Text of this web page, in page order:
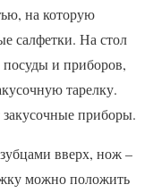
на которую
салфетки. На стол
посуды и приборов,
тарелку.
приборы.
вверх, нож –
можно положить